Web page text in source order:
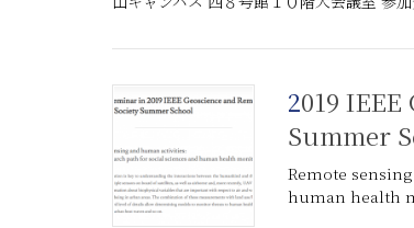
2019 IEEE Geoscience and Remote Sensing Society
Summer
Remote
human